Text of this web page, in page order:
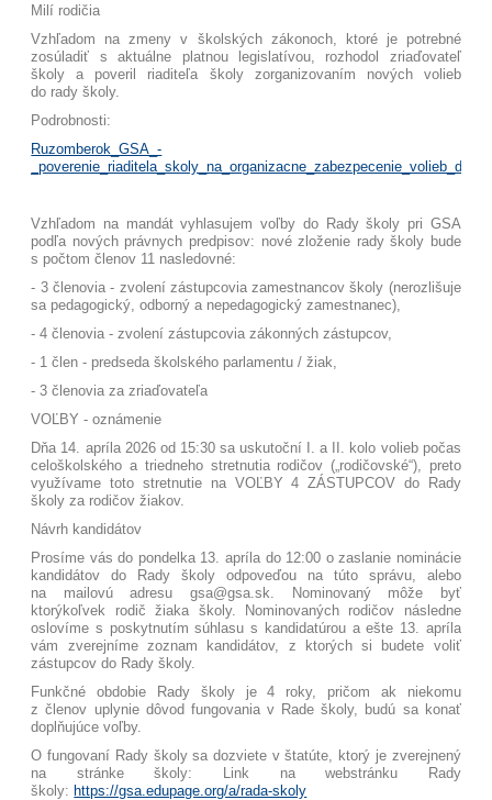
Milí rodičia
Vzhľadom na zmeny v školských zákonoch, ktoré je potrebné
zosúladiť s aktuálne platnou legislatívou, rozhodol zriaďovateľ
školy a poveril riaditeľa školy zorganizovaním nových volieb
do rady školy.
Podrobnosti:
Ruzomberok_GSA_-
Vzhľadom na mandát vyhlasujem voľby do Rady školy pri GSA
podľa nových právnych predpisov: nové zloženie rady školy bude
s počtom členov 11 nasledovné:
- 3 členovia - zvolení zástupcovia zamestnancov školy (nerozlišuje
sa pedagogický, odborný a nepedagogický zamestnanec),
- 4 členovia - zvolení zástupcovia zákonných zástupcov,
- 1 člen - predseda školského parlamentu / žiak,
- 3 členovia za zriaďovateľa
VOĽBY - oznámenie
Dňa 14. apríla 2026 od 15:30 sa uskutoční I. a II. kolo volieb počas
celoškolského a triedneho stretnutia rodičov („rodičovské“), preto
využívame toto stretnutie na VOĽBY 4 ZÁSTUPCOV do Rady
školy za rodičov žiakov.
Návrh kandidátov
Prosíme vás do pondelka 13. apríla do 12:00 o zaslanie nominácie
kandidátov do Rady školy odpoveďou na túto správu, alebo
na mailovú adresu gsa@gsa.sk. Nominovaný môže byť
ktorýkoľvek rodič žiaka školy. Nominovaných rodičov následne
oslovíme s poskytnutím súhlasu s kandidatúrou a ešte 13. apríla
vám zverejníme zoznam kandidátov, z ktorých si budete voliť
zástupcov do Rady školy.
Funkčné obdobie Rady školy je 4 roky, pričom ak niekomu
z členov uplynie dôvod fungovania v Rade školy, budú sa konať
doplňujúce voľby.
O fungovaní Rady školy sa dozviete v štatúte, ktorý je zverejnený
na stránke školy: Link na webstránku Rady
školy: https://gsa.edupage.org/a/rada-skoly